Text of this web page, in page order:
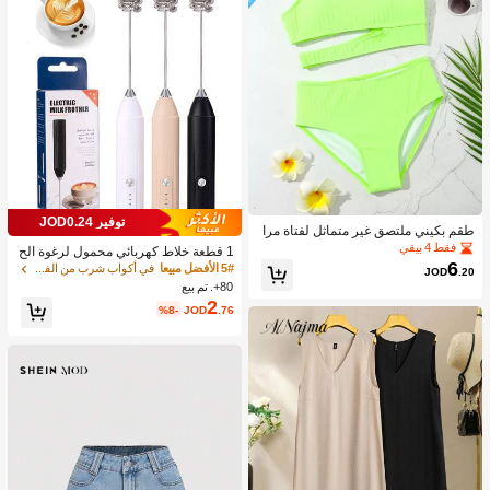
طقم بكيني ملتصق غير متماثل لفتاة مرا
هقة شاطئ صيفي
فقط 4 بيقي
JOD6.20
توفير JOD0.24
1 قطعة خلاط كهربائي محمول لرغوة الح
ليب، رغاية الحليب القابلة للشحن - شحن
USB، 3 سرعات، خلاط حليب كهربائي ص
غير، مناسب للقهوة/اللاتيه/الكابتشينو/الش
وكولاتة الساخنة/البيض
5# الأفضل مبيعا
في أكواب شرب من الفولاذ المقاوم للصدأ جهاز رغوة ال
80+. تم بيع
JOD2.76
%8-